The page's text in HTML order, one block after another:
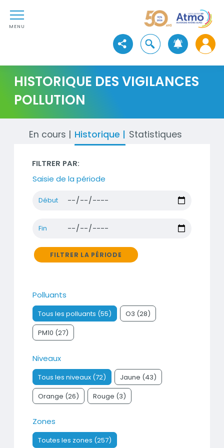
Aller au premier menu de navigation
Aller à la recherche
MENU
Atmo Auvergne-Rhône-
Voir les réseaux sociaux
Ouvrir la recherche
HISTORIQUE DES VIGILANCES
POLLUTION
En cours Historique Statistiques
FILTRER PAR:
Saisie de la période
Début
Fin
FILTRER LA PÉRIODE
Polluants
Tous les polluants (55)
O3 (28)
PM10 (27)
Niveaux
Tous les niveaux (72)
Jaune (43)
Orange (26)
Rouge (3)
Zones
Toutes les zones (257)